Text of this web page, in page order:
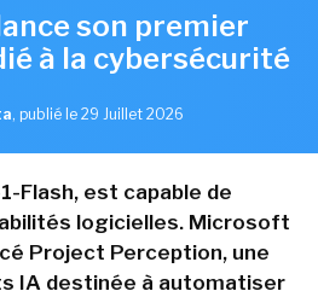
son premier
à la cybersécurité
, publié le 29 Juillet 2026
Flash, est capable de
logicielles. Microsoft
Project Perception, une
IA destinée à automatiser